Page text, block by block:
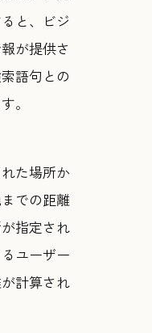
と、ビジ
が提供さ
語句との
。
た場所か
での距離
指定され
ユーザー
計算され